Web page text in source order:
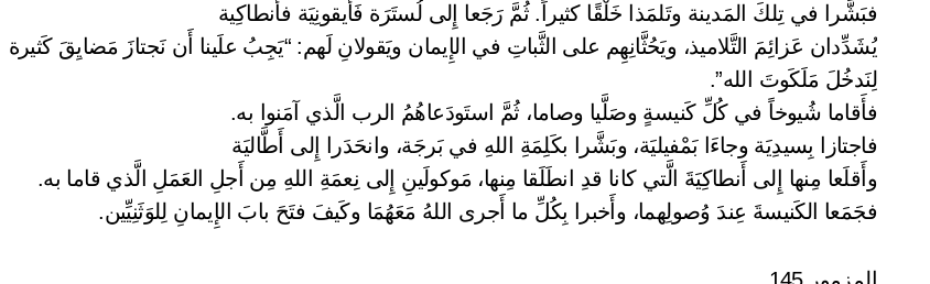
فبَشَّرا في تِلكَ المَدينة وتَلمَذا خَلْقًا كثيراً. ثُمَّ رَجَعا إِلى لُستَرَة فَأَيقونِيَة فأَنطاكِية
يُشَدِّدان عَزائِمَ التَّلاميذ، ويَحُثَّانِهِم على الثَّباتِ في الإِيمان ويَقولانِ لَهم: “يَجِبُ علَينا أَن نَجتازَ مَضايِقَ كَثيرة
لِنَدخُلَ مَلَكَوتَ الله”.
فأَقاما شُيوخاً في كُلِّ كَنيسةٍ وصَلَّيا وصاما، ثُمَّ استَودَعاهُمُ الرب الَّذي آمَنوا به.
فاجتازا بِسيدِيَة وجاءَا بَمْفيليَة، وبَشَّرا بكَلِمَةِ اللهِ في بَرجَة، وانحَدَرا إِلى أَطَّاليَة
وأَقلَعا مِنها إِلى أَنطاكِيَةَ الَّتي كانا قدِ انطَلَقا مِنها، مَوكولَينِ إِلى نِعمَةِ اللهِ مِن أَجلِ العَمَلِ الَّذي قاما به.
فجَمَعا الكَنيسةَ عِندَ وُصولِهما، وأَخبرا بِكُلِّ ما أَجرى اللهُ مَعَهُمَا وكَيفَ فتَحَ بابَ الإِيمانِ لِلوَثَنِيِّين.